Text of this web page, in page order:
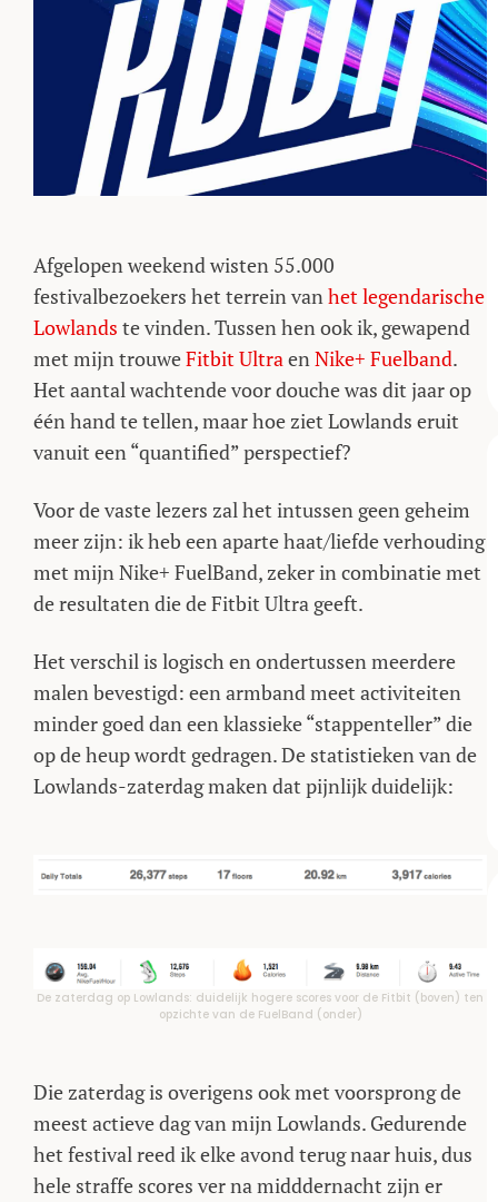
Afgelopen weekend wisten 55.000
festivalbezoekers het terrein vanhet legendarische
Lowlands te vinden. Tussen hen ook ik, gewapend
met mijn trouweFitbit UltraenNike+ Fuelband.
Het aantal wachtende voor douche was dit jaar op
één hand te tellen, maar hoe ziet Lowlands eruit
vanuit een “quantified” perspectief?
Voor de vaste lezers zal het intussen geen geheim
meer zijn: ik heb een aparte haat/liefde verhouding
met mijn Nike+ FuelBand, zeker in combinatie met
de resultaten die de Fitbit Ultra geeft.
Het verschil is logisch en ondertussen meerdere
malen bevestigd: een armband meet activiteiten
minder goed dan een klassieke “stappenteller” die
op de heup wordt gedragen. De statistieken van de
Lowlands-zaterdag maken dat pijnlijk duidelijk:
De zaterdag op Lowlands: duidelijk hogere scores voor de Fitbit (boven) ten
opzichte van de FuelBand (onder)
Die zaterdag is overigens ook met voorsprong de
meest actieve dag van mijn Lowlands. Gedurende
het festival reed ik elke avond terug naar huis, dus
hele straffe scores ver na midddernacht zijn er